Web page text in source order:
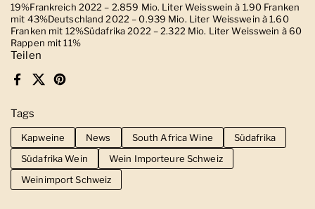
Teilen
Facebook
X (Twitter)Pinterest
Tags
Kapweine News South Africa Wine
Südafrika
Südafrika Wein
Wein Importeure Schweiz
Weinimport Schweiz
19%Frankreich 2022 – 2.859 Mio. Liter Weisswein à 1.90 Franken
mit 43%Deutschland 2022 – 0.939 Mio. Liter Weisswein à 1.60
Franken mit 12%Südafrika 2022 – 2.322 Mio. Liter Weisswein à 60
Rappen mit 11%